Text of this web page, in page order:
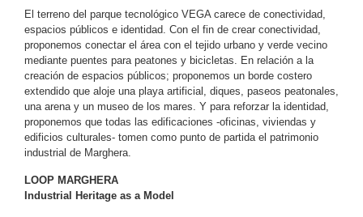
El terreno del parque tecnológico VEGA carece de conectividad,
espacios públicos e identidad. Con el fin de crear conectividad,
proponemos conectar el área con el tejido urbano y verde vecino
mediante puentes para peatones y bicicletas. En relación a la
creación de espacios públicos; proponemos un borde costero
extendido que aloje una playa artificial, diques, paseos peatonales,
una arena y un museo de los mares. Y para reforzar la identidad,
proponemos que todas las edificaciones -oficinas, viviendas y
edificios culturales- tomen como punto de partida el patrimonio
industrial de Marghera.
LOOP MARGHERA
Industrial Heritage as a Model